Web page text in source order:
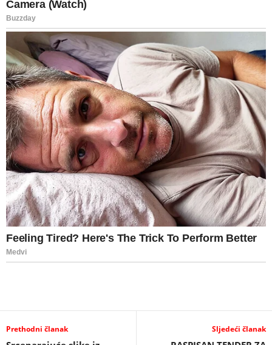
Prethodni članak Sljedeći članak